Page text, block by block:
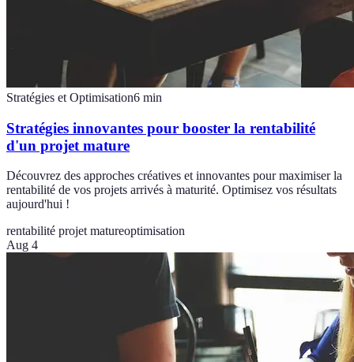
Stratégies et Optimisation6 min
Stratégies innovantes pour booster la rentabilité
d'un projet mature
Découvrez des approches créatives et innovantes pour maximiser la
rentabilité de vos projets arrivés à maturité. Optimisez vos résultats
aujourd'hui !
rentabilité projet matureoptimisation
Aug 4